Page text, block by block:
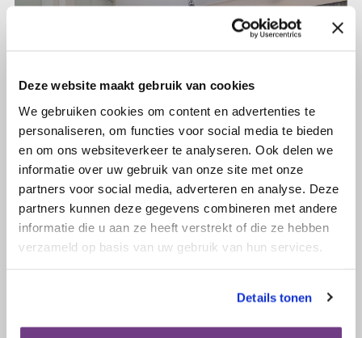
Deze website maakt gebruik van cookies
We gebruiken cookies om content en advertenties te
personaliseren, om functies voor social media te bieden
en om ons websiteverkeer te analyseren. Ook delen we
informatie over uw gebruik van onze site met onze
partners voor social media, adverteren en analyse. Deze
partners kunnen deze gegevens combineren met andere
informatie die u aan ze heeft verstrekt of die ze hebben
verzameld op basis van uw gebruik van hun services.
Details tonen
23 augustus 2024
Verslag themabijeenkomst voor
Lees verder